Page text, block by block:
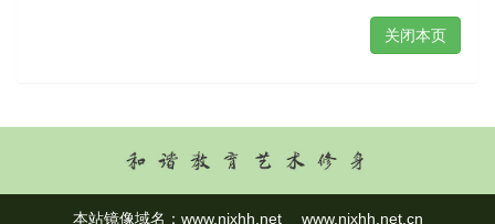
关闭本页
本站镜像域名： www.njxhh.net www.njxhh.net.cn